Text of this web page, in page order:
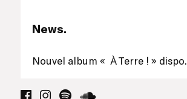
News.
Nouvel album « À Terre ! » dispo.